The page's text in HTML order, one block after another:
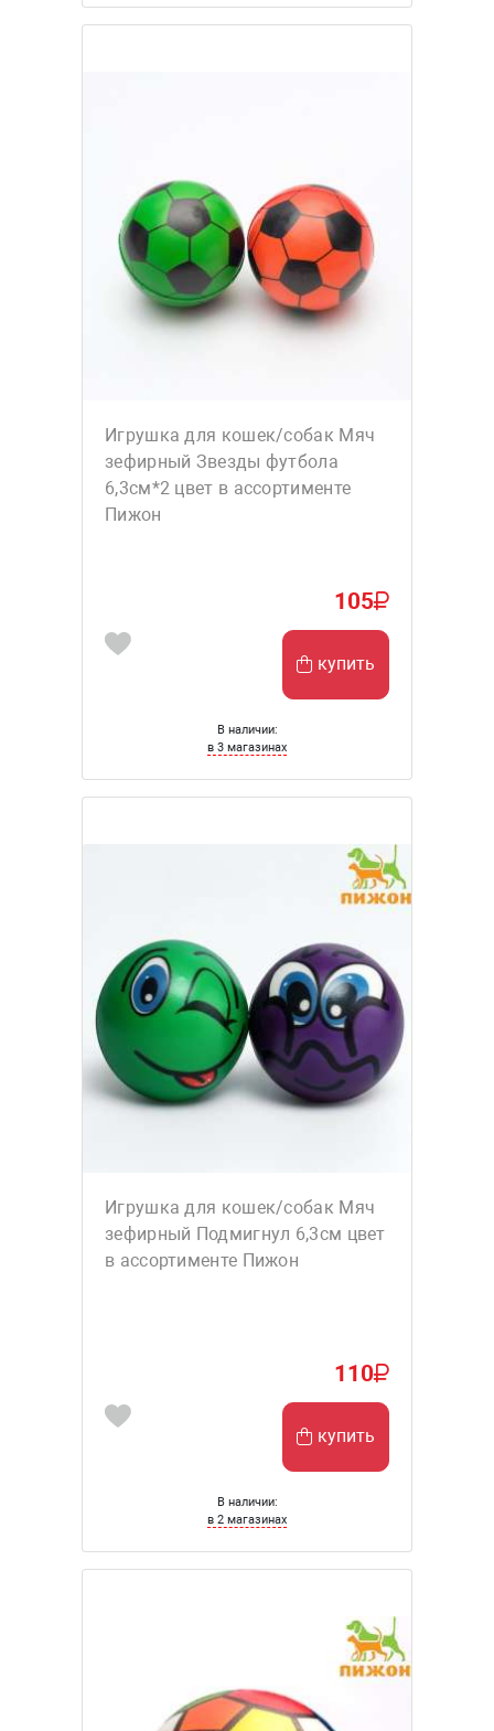
Игрушка для кошек/собак Мяч
зефирный Звезды футбола
6,3см*2 цвет в ассортименте
Пижон
105
купить
В наличии:
в 3 магазинах
Игрушка для кошек/собак Мяч
зефирный Подмигнул 6,3см цвет
в ассортименте Пижон
110
купить
В наличии:
в 2 магазинах